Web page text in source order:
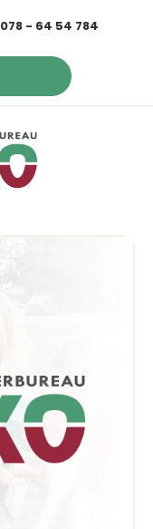
078 - 64 54 784